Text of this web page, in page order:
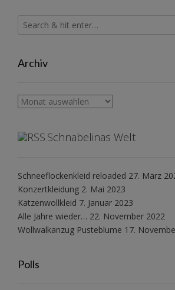
Archiv
Archiv
Schnabelinas Welt
Schneeflockenkleid reloaded 27. März
Konzertkleidung 2. Mai 2023
Katzenwollkleid 7. Januar 2023
Alle Jahre wieder… 22. November 2022
Wollwalkanzug Pusteblume 17.
Polls